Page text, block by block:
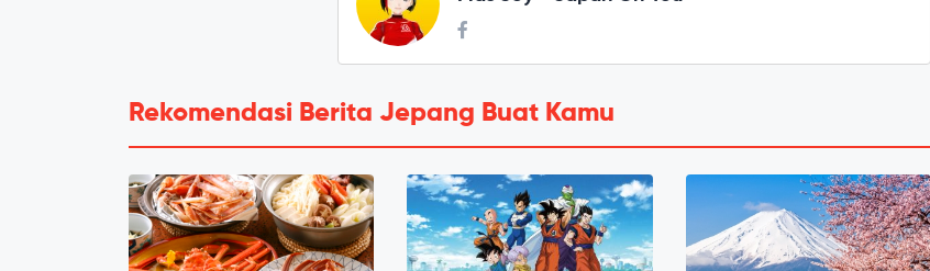
Rekomendasi Berita Jepang Buat Kamu